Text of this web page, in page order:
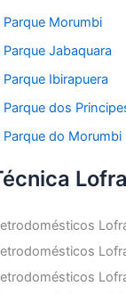
Morumbi
Jabaquara
Ibirapuera
dos
do Morumbi